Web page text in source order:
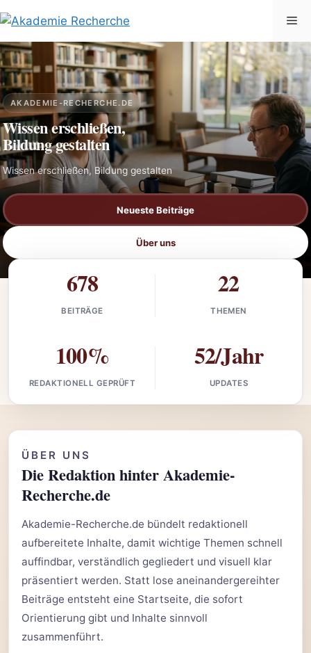
Inhalt
springen
AKADEMIE-RECHERCHE.DE
Wissen erschließen,
Bildung gestalten
Wissen erschließen, Bildung gestalten
Neueste Beiträge
Über uns
678
BEITRÄGE
22
THEMEN
100%
REDAKTIONELL GEPRÜFT
52/Jahr
UPDATES
ÜBER UNS
Die Redaktion hinter Akademie-
Recherche.de
Akademie-Recherche.de bündelt redaktionell
aufbereitete Inhalte, damit wichtige Themen schnell
auffindbar, verständlich gegliedert und visuell klar
präsentiert werden. Statt lose aneinandergereihter
Beiträge entsteht eine Startseite, die sofort
Orientierung gibt und Inhalte sinnvoll
zusammenführt.